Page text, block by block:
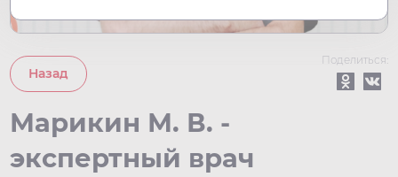
Назад
Поделиться:
Марикин М. В. -
экспертный врач